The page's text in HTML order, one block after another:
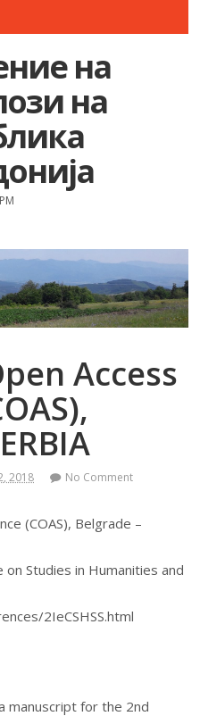
на
на
Access
2018 No Comment
(COAS), Belgrade –
Studies in Humanities and
2IeCSHSS.html
manuscript for the 2nd